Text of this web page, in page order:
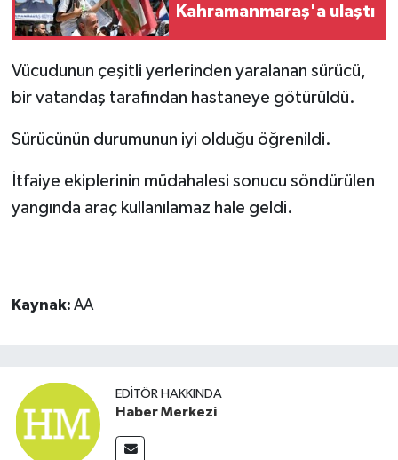
Kahramanmaraş'a ulaştı
Vücudunun çeşitli yerlerinden yaralanan sürücü,
bir vatandaş tarafından hastaneye götürüldü.
Sürücünün durumunun iyi olduğu öğrenildi.
İtfaiye ekiplerinin müdahalesi sonucu söndürülen
yangında araç kullanılamaz hale geldi.
Kaynak: AA
EDITÖR HAKKINDA
Haber Merkezi